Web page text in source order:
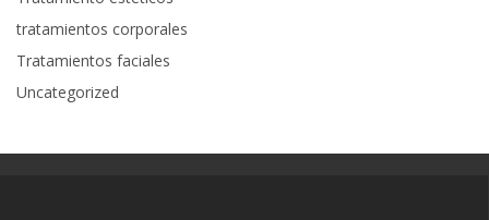
tratamientos corporales
Tratamientos faciales
Uncategorized